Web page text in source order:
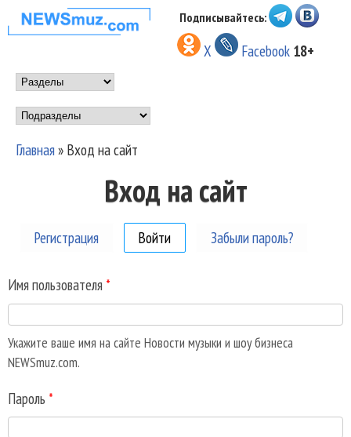
Перейти к основному
содержанию
НОВОСТИ
МУЗЫКИ И
ШОУ БИЗНЕСА
NEWSMUZ.COM
Подписывайтесь:
X Facebook 18+
Main menu
Подразделы
Вы здесь
Главная» Вход на сайт
Вход на сайт
Регистрация Войти (активная вкладка)
Забыли пароль?
Имя пользователя *
Укажите ваше имя на сайте Новости музыки и шоу бизнеса
NEWSmuz.com.
Пароль *